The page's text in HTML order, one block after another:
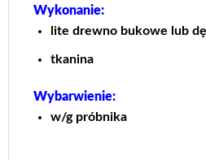
Wykonanie:
lite drewno bukowe lub
tkanina
Wybarwienie:
w/g próbnika